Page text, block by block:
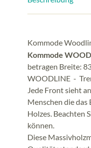
Kommode
Kommode
betragen Breite:
WOODLINE -
Jede Front sieht
Menschen die das
Holzes. Beachten
können.
Diese